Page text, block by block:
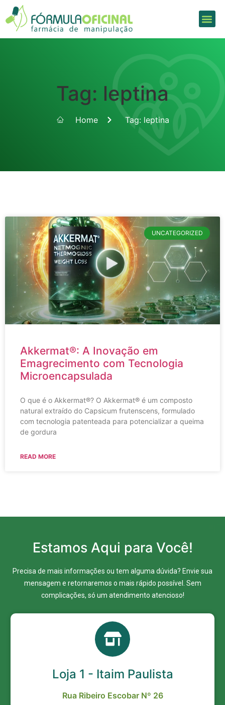
Tag: leptina
Home Tag: leptina
UNCATEGORIZED
Akkermat®: A Inovação em
Emagrecimento com Tecnologia
Microencapsulada
O que é o Akkermat®? O Akkermat® é um composto
natural extraído do Capsicum frutenscens, formulado
com tecnologia patenteada para potencializar a queima
de gordura
READ MORE
Estamos Aqui para Você!
Precisa de mais informações ou tem alguma dúvida? Envie sua
mensagem e retornaremos o mais rápido possível. Sem
complicações, só um atendimento atencioso!
Loja 1 - Itaim Paulista
Rua Ribeiro Escobar Nº 26